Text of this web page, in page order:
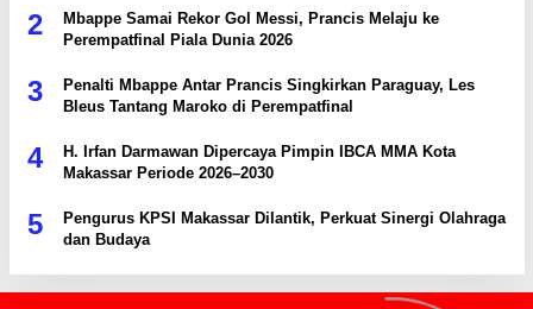
2
Mbappe Samai Rekor Gol Messi, Prancis Melaju ke
Perempatfinal Piala Dunia 2026
3
Penalti Mbappe Antar Prancis Singkirkan Paraguay, Les
Bleus Tantang Maroko di Perempatfinal
4
H. Irfan Darmawan Dipercaya Pimpin IBCA MMA Kota
Makassar Periode 2026–2030
5
Pengurus KPSI Makassar Dilantik, Perkuat Sinergi Olahraga
dan Budaya